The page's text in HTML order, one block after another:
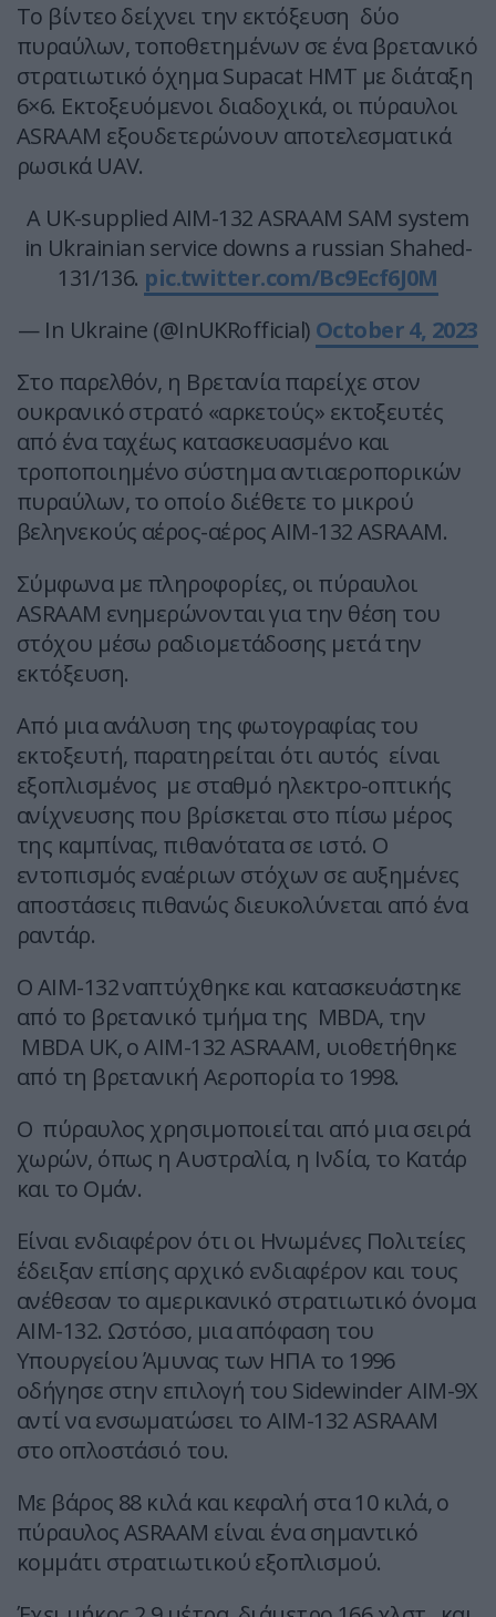
Το βίντεο δείχνει την εκτόξευση δύο
πυραύλων, τοποθετημένων σε ένα βρετανικό
στρατιωτικό όχημα Supacat HMT με διάταξη
6×6. Εκτοξευόμενοι διαδοχικά, οι πύραυλοι
ASRAAM εξουδετερώνουν αποτελεσματικά
ρωσικά UAV.
A UK-supplied AIM-132 ASRAAM SAM system
in Ukrainian service downs a russian Shahed-
131/136. pic.twitter.com/Bc9Ecf6J0M
— In Ukraine (@InUKRofficial) October 4, 2023
Στο παρελθόν, η Βρετανία παρείχε στον
ουκρανικό στρατό «αρκετούς» εκτοξευτές
από ένα ταχέως κατασκευασμένο και
τροποποιημένο σύστημα αντιαεροπορικών
πυραύλων, το οποίο διέθετε το μικρού
βεληνεκούς αέρος-αέρος AIM-132 ASRAAM.
Σύμφωνα με πληροφορίες, οι πύραυλοι
ASRAAM ενημερώνονται για την θέση του
στόχου μέσω ραδιομετάδοσης μετά την
εκτόξευση.
Από μια ανάλυση της φωτογραφίας του
εκτοξευτή, παρατηρείται ότι αυτός είναι
εξοπλισμένος με σταθμό ηλεκτρο-οπτικής
ανίχνευσης που βρίσκεται στο πίσω μέρος
της καμπίνας, πιθανότατα σε ιστό. Ο
εντοπισμός εναέριων στόχων σε αυξημένες
αποστάσεις πιθανώς διευκολύνεται από ένα
ραντάρ.
Ο ΑΙΜ-132 ναπτύχθηκε και κατασκευάστηκε
από το βρετανικό τμήμα της MBDA, την
MBDA UK, ο AIM-132 ASRAAM, υιοθετήθηκε
από τη βρετανική Αεροπορία το 1998.
Ο πύραυλος χρησιμοποιείται από μια σειρά
χωρών, όπως η Αυστραλία, η Ινδία, το Κατάρ
και το Ομάν.
Είναι ενδιαφέρον ότι οι Ηνωμένες Πολιτείες
έδειξαν επίσης αρχικό ενδιαφέρον και τους
ανέθεσαν το αμερικανικό στρατιωτικό όνομα
AIM-132. Ωστόσο, μια απόφαση του
Υπουργείου Άμυνας των ΗΠΑ το 1996
οδήγησε στην επιλογή του Sidewinder AIM-9X
αντί να ενσωματώσει το AIM-132 ASRAAM
στο οπλοστάσιό του.
Με βάρος 88 κιλά και κεφαλή στα 10 κιλά, ο
πύραυλος ASRAAM είναι ένα σημαντικό
κομμάτι στρατιωτικού εξοπλισμού.